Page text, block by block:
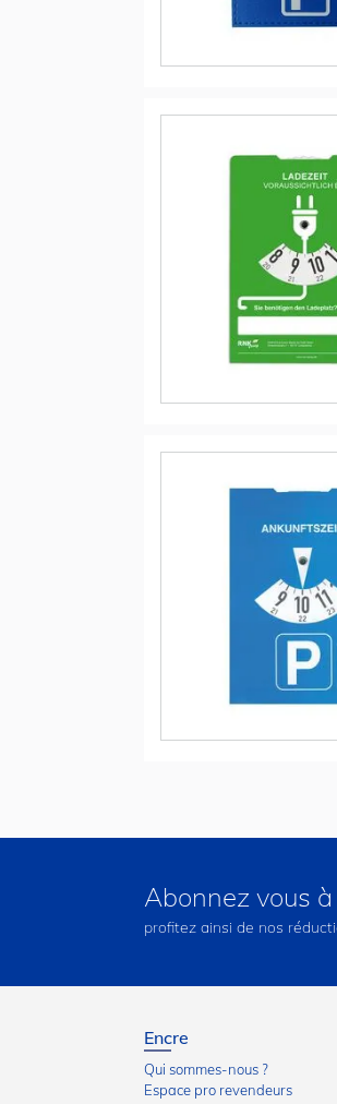
Abonnez vous
profitez ainsi de nos
Encre
Qui sommes-nous ?
Espace pro revendeurs